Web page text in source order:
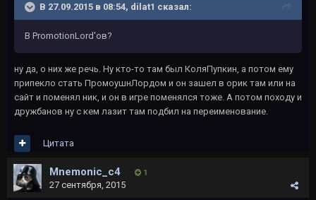
В 27.09.2015 в 08:54, dilat1 сказал:
В PromotionLord'ов?
ну да, о них же речь. Ну кто-то там был КоляПупкин, а потом ему
припекло стать ПромоушнЛордом и он зашел в орик там или на
сайт и поменял ник, и он в игре поменялся тоже. А потом походу и
дружбанов ну с кем лазит там подбил на переименование.
Цитата
Mnemonic_c4 1
27 сентября, 2015